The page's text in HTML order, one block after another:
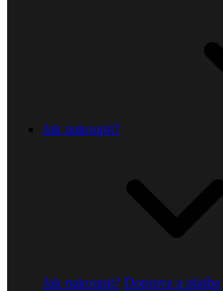
Jak nakoupit?
Jak nakoupit? Doprava a platba